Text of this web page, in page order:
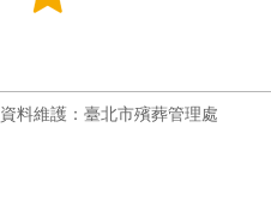
資料維護：臺北市殯葬管理處